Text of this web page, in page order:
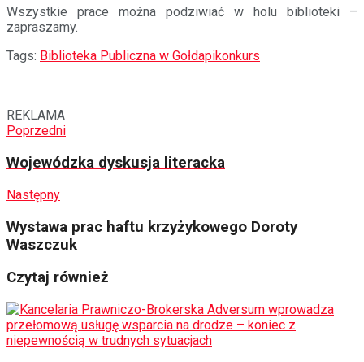
Wszystkie prace można podziwiać w holu biblioteki –
zapraszamy.
Tags: Biblioteka Publiczna w Gołdapikonkurs
REKLAMA
Poprzedni
Wojewódzka dyskusja literacka
Następny
Wystawa prac haftu krzyżykowego Doroty
Waszczuk
Czytaj również